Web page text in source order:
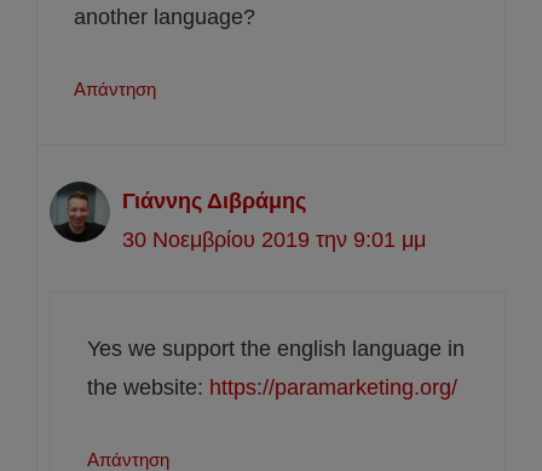
another language?
Απάντηση
Γιάννης Διβράμης
30 Νοεμβρίου 2019 την 9:01 μμ
Yes we support the english language in
the website: https://paramarketing.org/
Απάντηση